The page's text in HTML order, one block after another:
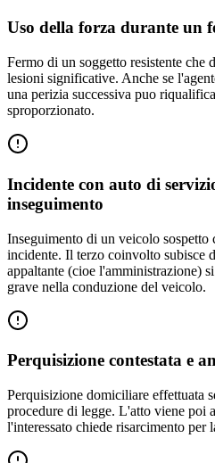
Uso della forza durante un
Fermo di un soggetto resistente che
lesioni significative. Anche se
una perizia successiva puo
sproporzionato.
Incidente con auto di
inseguimento
Inseguimento di un veicolo sospetto
incidente. Il terzo coinvolto subisce
appaltante (cioe l'amministrazione)
grave nella conduzione del veicolo.
Perquisizione contestata e
Perquisizione domiciliare effettuata
procedure di legge. L'atto viene poi
l'interessato chiede risarcimento